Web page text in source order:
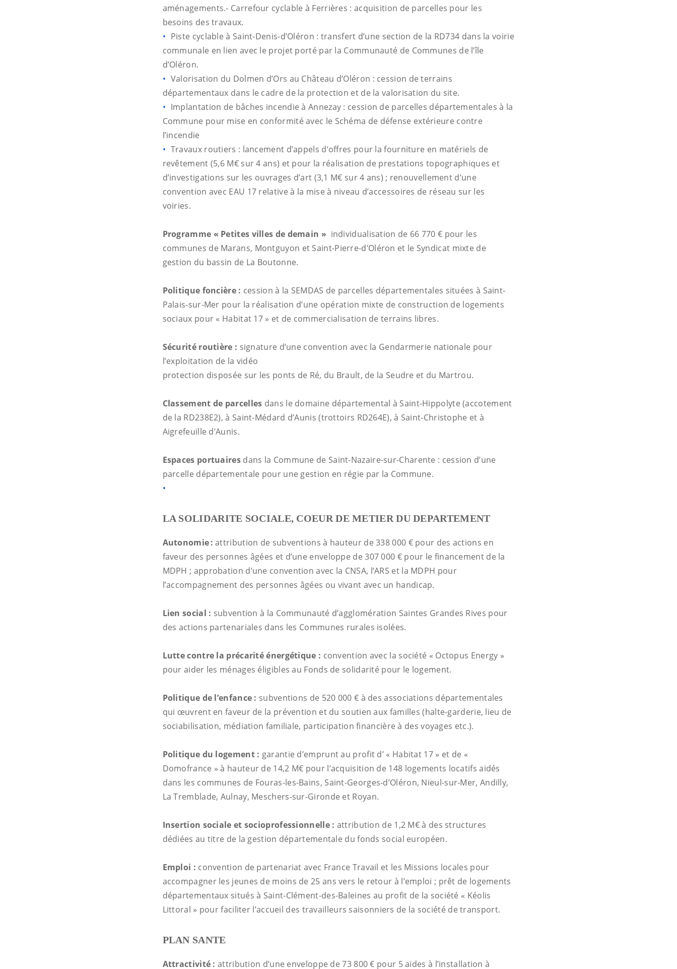
aménagements.- Carrefour cyclable à Ferrières : acquisition de parcelles pour les
besoins des travaux.
Piste cyclable à Saint-Denis-d’Oléron : transfert d’une section de la RD734 dans la voirie
communale en lien avec le projet porté par la Communauté de Communes de l’île
d’Oléron.
Valorisation du Dolmen d’Ors au Château d’Oléron : cession de terrains
départementaux dans le cadre de la protection et de la valorisation du site.
Implantation de bâches incendie à Annezay : cession de parcelles départementales à la
Commune pour mise en conformité avec le Schéma de défense extérieure contre
l’incendie
Travaux routiers : lancement d’appels d’offres pour la fourniture en matériels de
revêtement (5,6 M€ sur 4 ans) et pour la réalisation de prestations topographiques et
d’investigations sur les ouvrages d’art (3,1 M€ sur 4 ans) ; renouvellement d’une
convention avec EAU 17 relative à la mise à niveau d’accessoires de réseau sur les
voiries.
Programme « Petites villes de demain » individualisation de 66 770 € pour les
communes de Marans, Montguyon et Saint-Pierre-d’Oléron et le Syndicat mixte de
gestion du bassin de La Boutonne.
Politique foncière : cession à la SEMDAS de parcelles départementales situées à Saint-
Palais-sur-Mer pour la réalisation d’une opération mixte de construction de logements
sociaux pour « Habitat 17 » et de commercialisation de terrains libres.
Sécurité routière : signature d’une convention avec la Gendarmerie nationale pour
l’exploitation de la vidéo
protection disposée sur les ponts de Ré, du Brault, de la Seudre et du Martrou.
Classement de parcelles dans le domaine départemental à Saint-Hippolyte (accotement
de la RD238E2), à Saint-Médard d’Aunis (trottoirs RD264E), à Saint-Christophe et à
Aigrefeuille d’Aunis.
Espaces portuairesdans la Commune de Saint-Nazaire-sur-Charente : cession d’une
parcelle départementale pour une gestion en régie par la Commune.
LA SOLIDARITE SOCIALE, COEUR DE METIER DU DEPARTEMENT
Autonomie : attribution de subventions à hauteur de 338 000 € pour des actions en
faveur des personnes âgées et d’une enveloppe de 307 000 € pour le financement de la
MDPH ; approbation d’une convention avec la CNSA, l’ARS et la MDPH pour
l’accompagnement des personnes âgées ou vivant avec un handicap.
Lien social : subvention à la Communauté d’agglomération Saintes Grandes Rives pour
des actions partenariales dans les Communes rurales isolées.
Lutte contre la précarité énergétique : convention avec la société « Octopus Energy »
pour aider les ménages éligibles au Fonds de solidarité pour le logement.
Politique de l’enfance : subventions de 520 000 € à des associations départementales
qui œuvrent en faveur de la prévention et du soutien aux familles (halte-garderie, lieu de
sociabilisation, médiation familiale, participation financière à des voyages etc.).
Politique du logement : garantie d’emprunt au profit d’ « Habitat 17 » et de «
Domofrance » à hauteur de 14,2 M€ pour l’acquisition de 148 logements locatifs aidés
dans les communes de Fouras-les-Bains, Saint-Georges-d’Oléron, Nieul-sur-Mer, Andilly,
La Tremblade, Aulnay, Meschers-sur-Gironde et Royan.
Insertion sociale et socioprofessionnelle : attribution de 1,2 M€ à des structures
dédiées au titre de la gestion départementale du fonds social européen.
Emploi : convention de partenariat avec France Travail et les Missions locales pour
accompagner les jeunes de moins de 25 ans vers le retour à l’emploi ; prêt de logements
départementaux situés à Saint-Clément-des-Baleines au profit de la société « Kéolis
Littoral » pour faciliter l’accueil des travailleurs saisonniers de la société de transport.
PLAN SANTE
Attractivité :attribution d’une enveloppe de 73 800 € pour 5 aides à l’installation à